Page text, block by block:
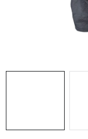
CYKLO Servis